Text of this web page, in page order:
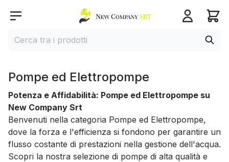
Open menu
Home page
Cerca
Pompe ed Elettropompe
Potenza e Affidabilità: Pompe ed Elettropompe su
New Company Srt
Benvenuti nella categoria Pompe ed Elettropompe,
dove la forza e l'efficienza si fondono per garantire un
flusso costante di prestazioni nella gestione dell'acqua.
Scopri la nostra selezione di pompe di alta qualità e